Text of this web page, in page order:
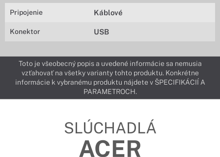
Pripojenie Káblové
Konektor USB
Toto je všeobecný popis a uvedené informácie sa nemusia
vzťahovať na všetky varianty tohto produktu. Konkrétne
informácie k vybranému produktu nájdete v ŠPECIFIKÁCIÍ A
PARAMETROCH.
SLÚCHADLÁ
ACER